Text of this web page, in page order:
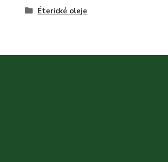
Éterické oleje